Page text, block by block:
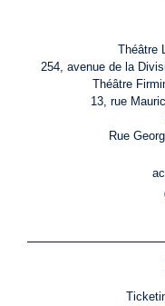
Théâtre
254, avenue de la
Théâtre
13, rue
Rue